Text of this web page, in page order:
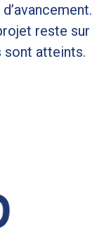
reste sur
sont atteints.